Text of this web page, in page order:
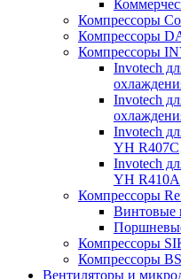
Компрессоры
Компрессоры
Компрессоры
Invotech
Invotech
Invotech
YH R407C
Invotech
YH R410A
Компрессоры
Винтовые
Компрессоры
Компрессоры
Вентиляторы и